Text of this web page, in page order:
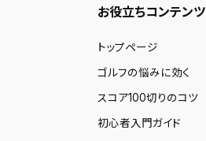
お役立ちコンテンツ
トップページ
ゴルフの悩みに効く
スコア100切りのコツ
初心者入門ガイド